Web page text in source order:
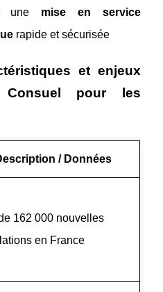
une mise en service
rapide et sécurisée
et enjeux
pour les
/ Données
162 000 nouvelles
en France